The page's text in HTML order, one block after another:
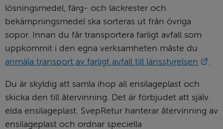
lösningsmedel, färg- och lackrester och
bekämpningsmedel ska sorteras ut från övriga
sopor. Innan du får transportera farligt avfall som
anmäla transport av farligt avfall till länsstyrelsen
.
Du är skyldig att samla ihop all ensilageplast och
skicka den till återvinning. Det är förbjudet att själv
elda ensilageplast. SvepRetur hanterar återvinning av
ensilageplast och ordnar speciella